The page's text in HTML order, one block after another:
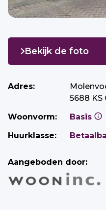
Adres:
5688 KS
Woonvorm:
Basis
Huurklasse:
Aangeboden door:
Bekijk de foto